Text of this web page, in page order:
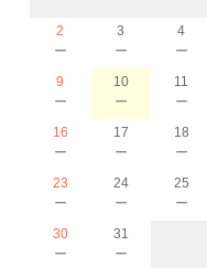
2
－
3
－
4
－
9
－
10
－
11
－
16
－
17
－
18
－
23
－
24
－
25
－
30
－
31
－